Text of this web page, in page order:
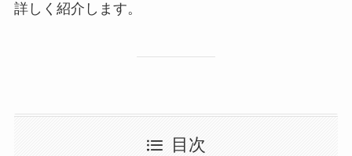
詳しく紹介します。
目次